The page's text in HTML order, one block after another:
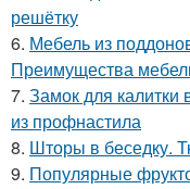
решётку
6. Мебель из
Преимущества
7. Замок для калитки
из профнастила
8. Шторы в беседку.
9. Популярные